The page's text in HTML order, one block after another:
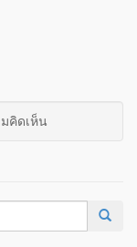
คิดเห็น